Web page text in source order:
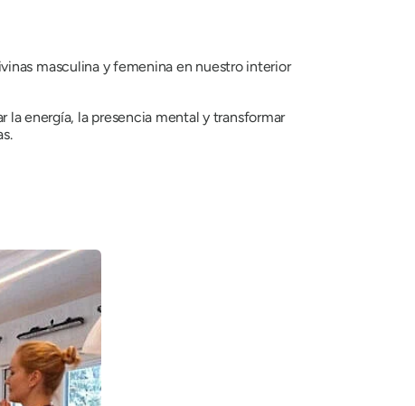
masculina y femenina en nuestro interior
la energía, la presencia mental y transformar